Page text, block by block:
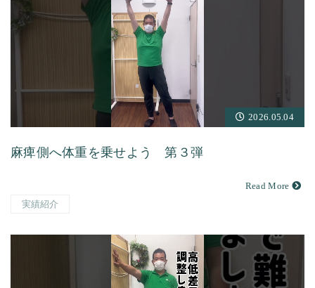
2026.05.04
麻痺側へ体重を乗せよう 第３弾
Read More
実績紹介